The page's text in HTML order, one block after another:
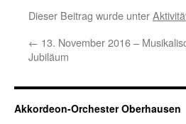
Dieser Beitrag wurde unter
← 13. November 2016 –
Jubiläum
Akkordeon-Orchester Oberhausen